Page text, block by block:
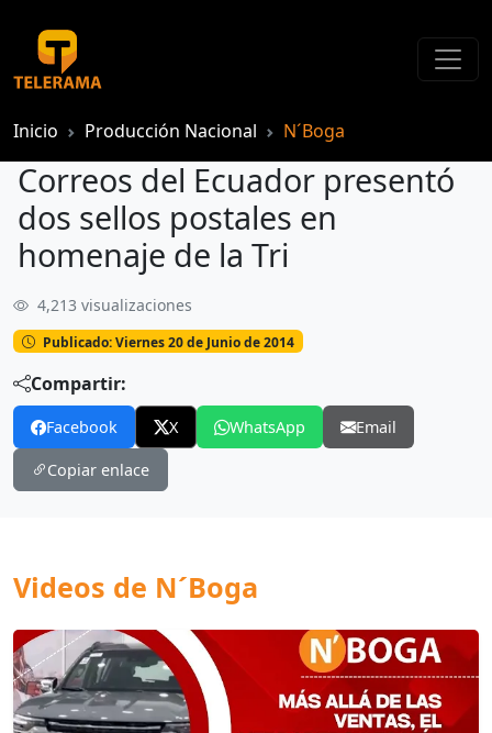
Inicio Producción Nacional N´Boga
Correos del Ecuador presentó
dos sellos postales en
homenaje de la Tri
4,213 visualizaciones
Publicado: Viernes 20 de Junio de 2014
Compartir:
Facebook X WhatsApp Email
Copiar enlace
Videos de N´Boga